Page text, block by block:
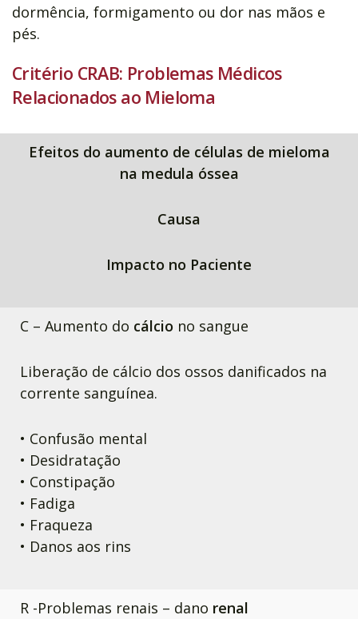
dormência, formigamento ou dor nas mãos e
pés.
Critério CRAB: Problemas Médicos
Relacionados ao Mieloma
Efeitos do aumento de células de mieloma
na medula óssea
Causa
Impacto no Paciente
C – Aumento do cálcio no sangue
Liberação de cálcio dos ossos danificados na
corrente sanguínea.
• Confusão mental
• Desidratação
• Constipação
• Fadiga
• Fraqueza
• Danos aos rins
R -Problemas renais – dano renal